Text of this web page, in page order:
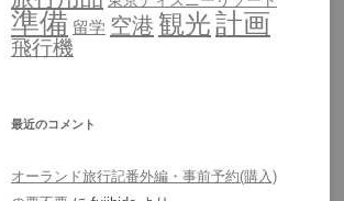
準備 留学 空港 観光計画
飛行機
最近のコメント
オーランド旅行記番外編・事前予約(購入)